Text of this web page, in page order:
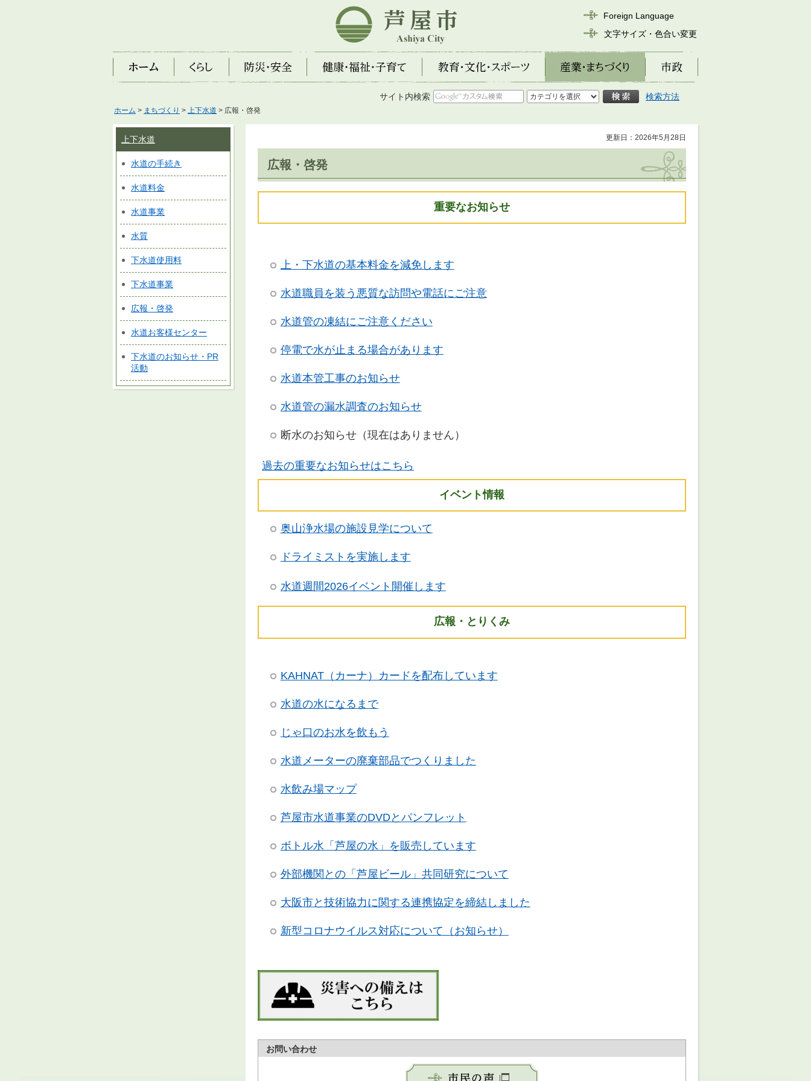
芦屋市
Foreign Language
文字サイズ・色合い変更
ホーム くらし 防災・安全 健康・福祉・子育て 教育・文化・スポーツ 産業・まちづくり 市政
サイト内検索 検索方法
ホーム > まちづくり > 上下水道 > 広報・啓発
上下水道
水道の手続き
水道料金
水道事業
水質
下水道使用料
下水道事業
広報・啓発
水道お客様センター
下水道のお知らせ・PR
活動
更新日：2026年5月28日
広報・啓発
重要なお知らせ
上・下水道の基本料金を減免します
水道職員を装う悪質な訪問や電話にご注意
水道管の凍結にご注意ください
停電で水が止まる場合があります
水道本管工事のお知らせ
水道管の漏水調査のお知らせ
断水のお知らせ（現在はありません）
過去の重要なお知らせはこちら
イベント情報
奥山浄水場の施設見学について
ドライミストを実施します
水道週間2026イベント開催します
広報・とりくみ
KAHNAT（カーナ）カードを配布しています
水道の水になるまで
じゃ口のお水を飲もう
水道メーターの廃棄部品でつくりました
水飲み場マップ
芦屋市水道事業のDVDとパンフレット
ボトル水「芦屋の水」を販売 しています
外部機関との「芦屋ビール」共同研究について
大阪市と技術協力に関する連携協定を締結しました
新型コロナウイルス対応について（お知らせ）
お問い合わせ